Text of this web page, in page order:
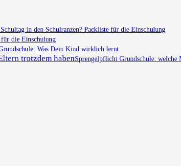
in den Schulranzen? Packliste für die Einschulung
die Einschulung
Was Dein Kind wirklich lernt
Sprengelpflicht Grundschule: